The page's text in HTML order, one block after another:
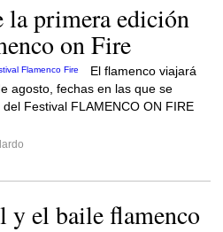
la primera edición
on Fire
El flamenco viajará
agosto, fechas en las que se
Festival FLAMENCO ON FIRE
y el baile flamenco